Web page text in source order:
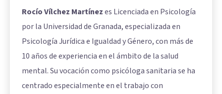
Rocío Vílchez Martínezes Licenciada en Psicología
por la Universidad de Granada, especializada en
Psicología Jurídica e Igualdad y Género, con más de
10 años de experiencia en el ámbito de la salud
mental. Su vocación como psicóloga sanitaria se ha
centrado especialmente en el trabajo con